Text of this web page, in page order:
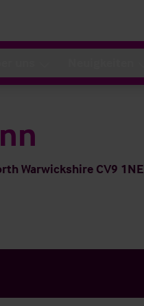
Warwickshire CV9 1NE